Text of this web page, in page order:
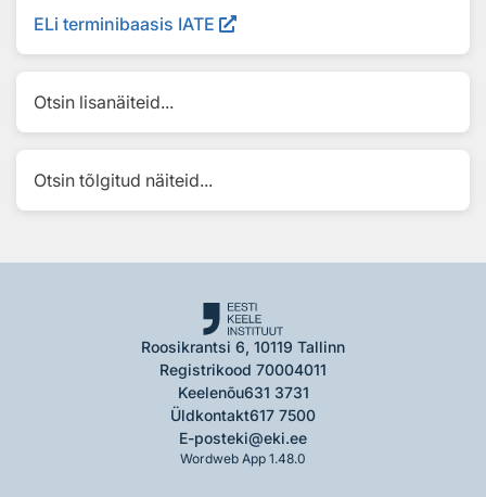
ELi terminibaasis IATE
Otsin lisanäiteid...
Otsin tõlgitud näiteid...
Roosikrantsi 6, 10119 Tallinn
Registrikood 70004011
Keelenõu631 3731
Üldkontakt617 7500
E-posteki@eki.ee
Wordweb App 1.48.0